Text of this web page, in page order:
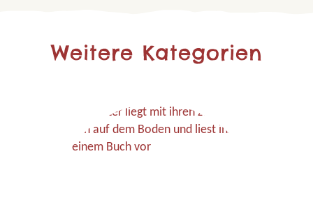
Weitere Kategorien